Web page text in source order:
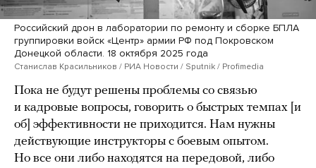
Российский дрон в лаборатории по ремонту и сборке БПЛА
группировки войск «Центр» армии РФ под Покровском
Донецкой области. 18 октября 2025 года
Станислав Красильников / РИА Новости / Sputnik / Profimedia
Пока не будут решены проблемы со связью
и кадровые вопросы, говорить о быстрых темпах [и
об] эффективности не приходится. Нам нужны
действующие инструкторы с боевым опытом.
Но все они либо находятся на передовой, либо